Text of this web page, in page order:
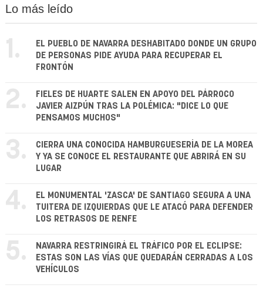
Lo más leído
1.
EL PUEBLO DE NAVARRA DESHABITADO DONDE UN GRUPO
DE PERSONAS PIDE AYUDA PARA RECUPERAR EL
FRONTÓN
2.
FIELES DE HUARTE SALEN EN APOYO DEL PÁRROCO
JAVIER AIZPÚN TRAS LA POLÉMICA: "DICE LO QUE
PENSAMOS MUCHOS"
3.
CIERRA UNA CONOCIDA HAMBURGUESERÍA DE LA MOREA
Y YA SE CONOCE EL RESTAURANTE QUE ABRIRÁ EN SU
LUGAR
4.
EL MONUMENTAL 'ZASCA' DE SANTIAGO SEGURA A UNA
TUITERA DE IZQUIERDAS QUE LE ATACÓ PARA DEFENDER
LOS RETRASOS DE RENFE
5.
NAVARRA RESTRINGIRÁ EL TRÁFICO POR EL ECLIPSE:
ESTAS SON LAS VÍAS QUE QUEDARÁN CERRADAS A LOS
VEHÍCULOS